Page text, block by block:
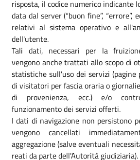
risposta, il codice numerico indicante
data dal server (“buon fine”, “errore”,
relativi al sistema operativo e
dell'utente.
Tali dati, necessari per la
vengono anche trattati allo scopo di
statistiche sull'uso dei servizi
di visitatori per fascia oraria o
di provenienza, ecc.) e/o
funzionamento dei servizi offerti.
I dati di navigazione non persistono
vengono cancellati
aggregazione (salve eventuali
reati da parte dell'Autorità giudiziaria).